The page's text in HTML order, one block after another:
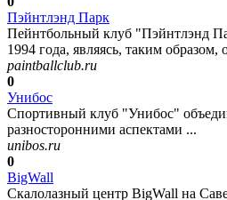
Пэйнтлэнд Парк
Пейнтбольный клуб "Пэйнтлэнд
1994 года, являясь, таким образом,
paintballclub.ru
0
Унибос
Спортивный клуб "Унибос"
разносторонними аспектами ...
unibos.ru
0
BigWall
Скалолазный центр BigWall на